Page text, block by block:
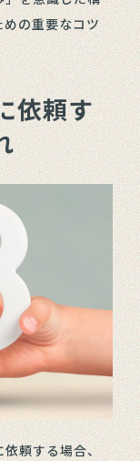
の重要なコツ
依頼す
依頼する場合、